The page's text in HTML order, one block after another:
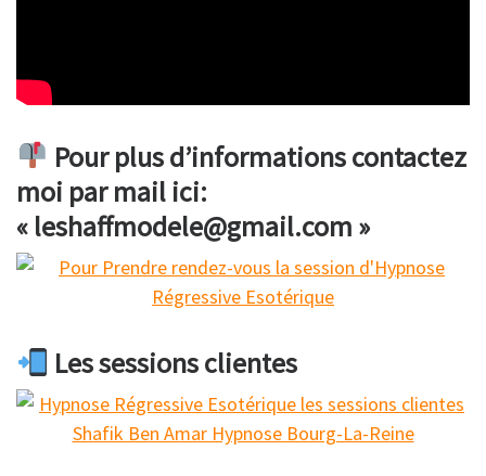
Pour plus d’informations contactez
moi par mail ici:
« leshaffmodele@gmail.com »
Les sessions clientes